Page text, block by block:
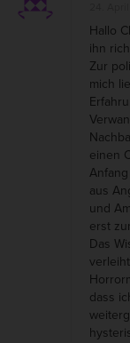
Hallo
ihn
Zur
mich
einen
aus
und
erst
Das
dass